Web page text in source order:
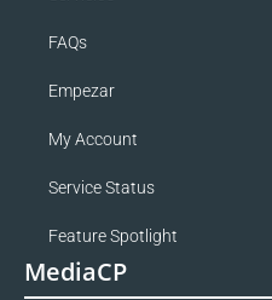
FAQs
Empezar
My Account
Service Status
Feature Spotlight
MediaCP